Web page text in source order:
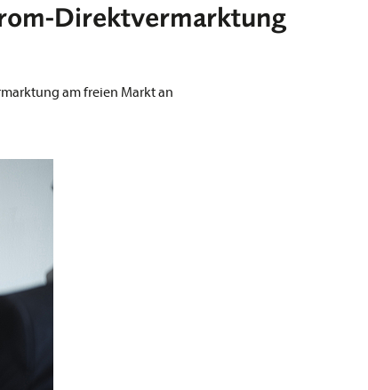
Direktvermarktung
am freien Markt an